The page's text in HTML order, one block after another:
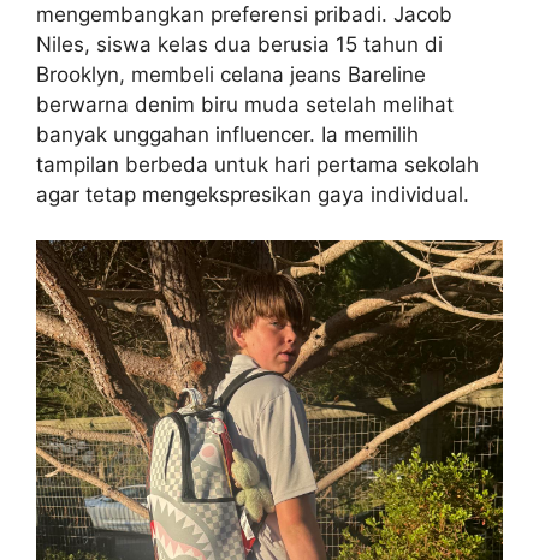
mengembangkan preferensi pribadi. Jacob
Niles, siswa kelas dua berusia 15 tahun di
Brooklyn, membeli celana jeans Bareline
berwarna denim biru muda setelah melihat
banyak unggahan influencer. Ia memilih
tampilan berbeda untuk hari pertama sekolah
agar tetap mengekspresikan gaya individual.